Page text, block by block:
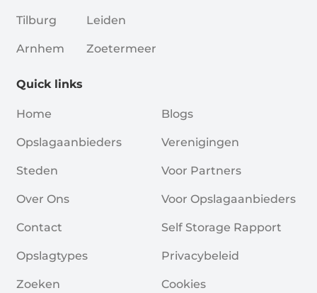
Tilburg
Arnhem
Leiden
Zoetermeer
Quick links
Home
Opslagaanbieders
Steden
Over Ons
Contact
Opslagtypes
Zoeken
Blogs
Verenigingen
Voor Partners
Voor Opslagaanbieders
Self Storage Rapport
Privacybeleid
Cookies